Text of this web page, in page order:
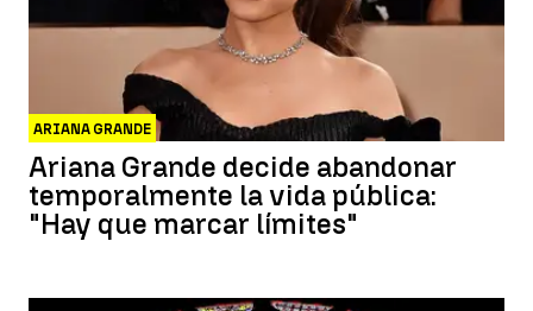
ARIANA GRANDE
Ariana Grande decide abandonar
temporalmente la vida pública:
"Hay que marcar límites"